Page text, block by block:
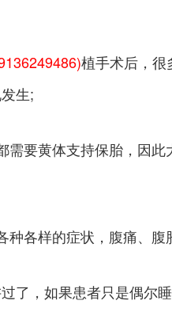
植手术后，很
生;
要黄体支持保胎，因
各样的症状，腹痛、
了，如果患者只是偶尔